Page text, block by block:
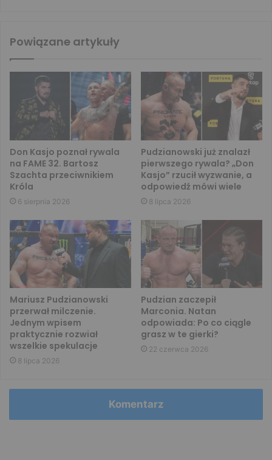
Powiązane artykuły
Don Kasjo poznał rywala
na FAME 32. Bartosz
Szachta przeciwnikiem
Króla
6 sierpnia 2026
Pudzianowski już znalazł
pierwszego rywala? „Don
Kasjo” rzucił wyzwanie, a
odpowiedź mówi wiele
8 lipca 2026
Mariusz Pudzianowski
przerwał milczenie.
Jednym wpisem
praktycznie rozwiał
wszelkie spekulacje
8 lipca 2026
Pudzian zaczepił
Marconia. Natan
odpowiada: Po co ciągle
grasz w te gierki?
22 czerwca 2026
Komentarz